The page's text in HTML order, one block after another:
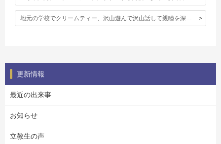
更新情報
最近の出来事
お知らせ
立教生の声